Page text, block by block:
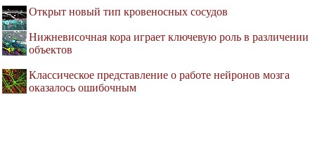
Открыт новый тип кровеносных сосудов
Нижневисочная кора играет ключевую роль в различении
объектов
Классическое представление о работе нейронов мозга
оказалось ошибочным